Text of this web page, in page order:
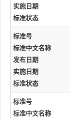
实施日期
标准状态
标准号
标准中文名称
发布日期
实施日期
标准状态
标准号
标准中文名称